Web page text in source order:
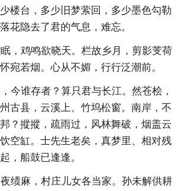
楼台，多少旧梦萦回，多少墨色勾勒
花隐去了君的气息，难忘。
，鸡鸣欲晓天。栏故乡月，剪影芰荷
宛若烟。心从不媚，行行泛潮前。
今谁存者？算只君与长江。然苍桧，
古县，云溪上、竹坞松窗。南岸，不
？摐摐，疏雨过，风林舞破，烟盖云
空缸。士先生老矣，真梦里、相对残
，船鼓已逢逢。
绩麻，村庄儿女各当家。孙未解供耕